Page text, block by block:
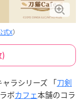
式X）
)
ラシリーズ 「刀剣
ボカフェ本舗のコラ